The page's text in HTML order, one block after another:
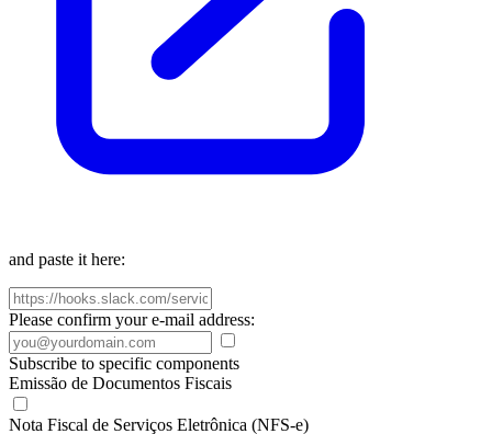
and paste it here:
Please confirm your e-mail address:
Subscribe to specific components
Emissão de Documentos Fiscais
Nota Fiscal de Serviços Eletrônica (NFS-e)